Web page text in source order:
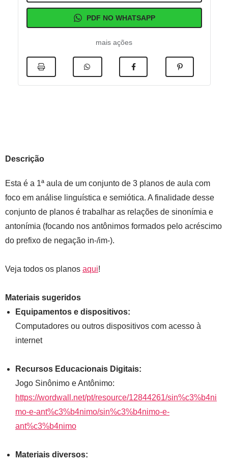
PDF NO WHATSAPP
mais ações
Descrição
Esta é a 1ª aula de um conjunto de 3 planos de aula com
foco em análise linguística e semiótica. A finalidade desse
conjunto de planos é trabalhar as relações de sinonímia e
antonímia (focando nos antônimos formados pelo acréscimo
do prefixo de negação in-/im-).
Veja todos os planos aqui!
Materiais sugeridos
Equipamentos e dispositivos:
Computadores ou outros dispositivos com acesso à
internet
Recursos Educacionais Digitais:
Jogo Sinônimo e Antônimo:
https://wordwall.net/pt/resource/12844261/sin%c3%b4ni
mo-e-ant%c3%b4nimo/sin%c3%b4nimo-e-
ant%c3%b4nimo
Materiais diversos: